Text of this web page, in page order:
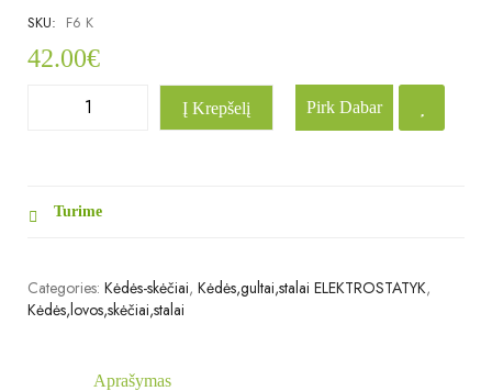
SKU: F6 K
42.00€
Į Krepšelį Pirk Dabar
Turime
Categories: Kėdės-skėčiai, Kėdės,gultai,stalai ELEKTROSTATYK,
Kėdės,lovos,skėčiai,stalai
Aprašymas